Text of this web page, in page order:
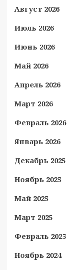
Август 2026
Июль 2026
Июнь 2026
Май 2026
Апрель 2026
Март 2026
Февраль 2026
Январь 2026
Декабрь 2025
Ноябрь 2025
Май 2025
Март 2025
Февраль 2025
Ноябрь 2024